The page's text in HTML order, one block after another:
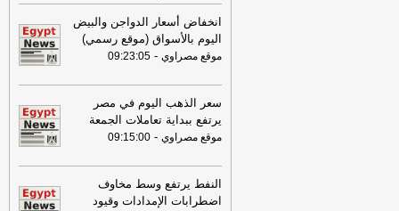
انخفاض أسعار الدواجن والبيض
اليوم بالأسواق (موقع رسمي)
موقع مصراوي -
09:23:05
سعر الذهب اليوم في مصر
يرتفع ببداية تعاملات الجمعة
موقع مصراوي -
09:15:00
النفط يرتفع وسط مخاوف
اضطرابات الإمدادات وقيود